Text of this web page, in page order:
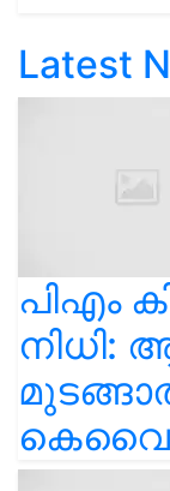
Latest
പിഎം